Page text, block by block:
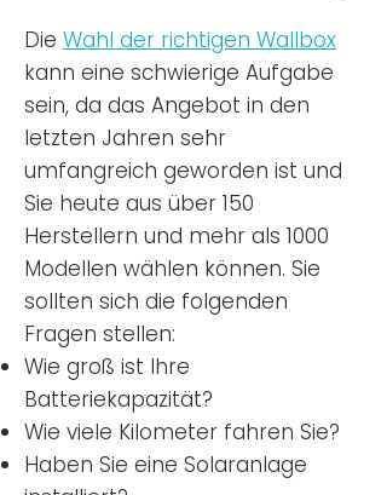
Die Wahl der richtigen Wallbox
kann eine schwierige Aufgabe
sein, da das Angebot in den
letzten Jahren sehr
umfangreich geworden ist und
Sie heute aus über 150
Herstellern und mehr als 1000
Modellen wählen können. Sie
sollten sich die folgenden
Fragen stellen:
Wie groß ist Ihre
Batteriekapazität?
Wie viele Kilometer fahren Sie?
Haben Sie eine Solaranlage